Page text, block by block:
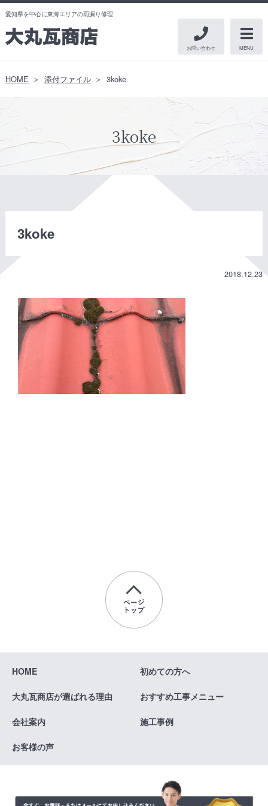
愛知県を中心に東海エリアの雨漏り修理
お問い合わせ MENU
HOME 添付ファイル 3koke
3koke
3koke
2018.12.23
HOME 初めての方へ
大丸瓦商店が選ばれる理由 おすすめ工事メニュー
会社案内 施工事例
お客様の声